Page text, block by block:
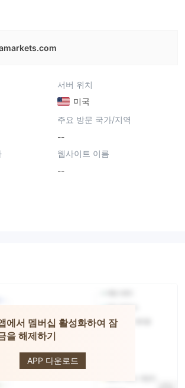
서버 위치
미국
주요 방문 국가/지역
--
웹사이트 이름
--
에서 멤버십 활성화하여 잠
을 해제하기
APP 다운로드
Andromeda